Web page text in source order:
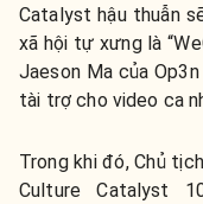
Catalyst hậu thuẫn
xã hội tự xưng là
Jaeson Ma của
tài trợ cho video ca
Trong khi đó, Chủ
Culture Catalyst